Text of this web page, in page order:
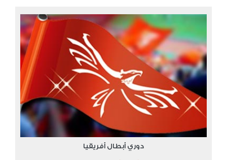
دوري أبطال أفريقيا